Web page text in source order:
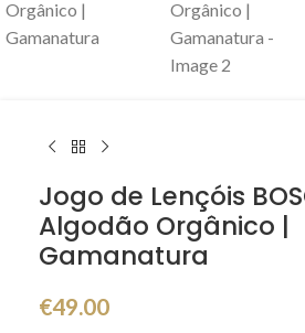
Jogo de Lençóis
Algodão Orgânico |
Gamanatura
€49.00